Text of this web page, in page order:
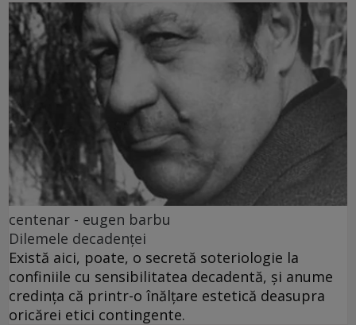
centenar - eugen barbu
Dilemele decadenței
Există aici, poate, o secretă soteriologie la
confiniile cu sensibilitatea decadentă, și anume
credința că printr-o înălțare estetică deasupra
oricărei etici contingente.